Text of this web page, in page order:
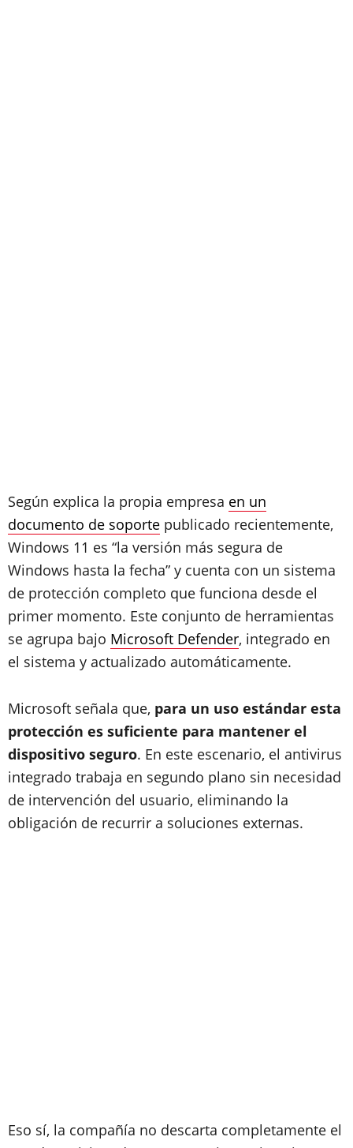
Según explica la propia empresa en un
documento de soporte publicado recientemente,
Windows 11 es “la versión más segura de
Windows hasta la fecha” y cuenta con un sistema
de protección completo que funciona desde el
primer momento. Este conjunto de herramientas
se agrupa bajo Microsoft Defender, integrado en
el sistema y actualizado automáticamente.
Microsoft señala que, para un uso estándar esta
protección es suficiente para mantener el
dispositivo seguro. En este escenario, el antivirus
integrado trabaja en segundo plano sin necesidad
de intervención del usuario, eliminando la
obligación de recurrir a soluciones externas.
Eso sí, la compañía no descarta completamente el